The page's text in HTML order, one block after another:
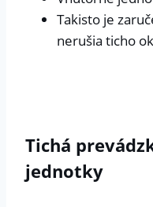
Takisto je
nerušia ticho
Tichá
jednotky